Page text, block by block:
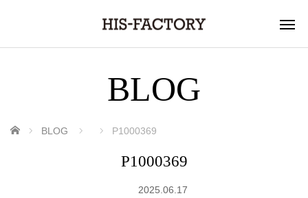
BLOG
ホーム BLOG P1000369
P1000369
2025.06.17